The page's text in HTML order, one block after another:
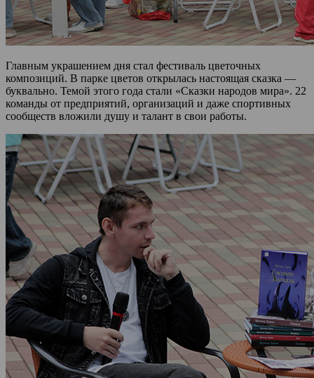
Главным украшением дня стал фестиваль цветочных
композиций. В парке цветов открылась настоящая сказка —
буквально. Темой этого года стали «Сказки народов мира». 22
команды от предприятий, организаций и даже спортивных
сообществ вложили душу и талант в свои работы.